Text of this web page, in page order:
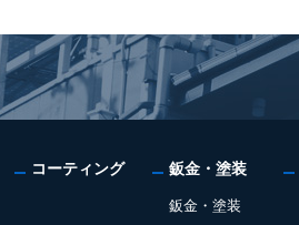
コーティング 鈑金・塗装
鈑金・塗装